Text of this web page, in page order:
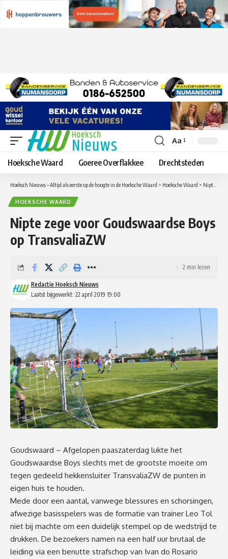
Lettergrootte
aanpassen
Aa
Hoeksche Waard Goeree Overflakkee Drechtsteden
Hoeksch Nieuws – Altijd als eerste op de hoogte in de Hoeksche Waard > Hoeksche Waard > Nipte zege voor Goudswaardse Boys op TransvaliaZW
HOEKSCHE WAARD
Nipte zege voor Goudswaardse Boys
op TransvaliaZW
Laatst bijgewerkt: 22 april 2019 19:00
Redactie Hoeksch Nieuws
2 min lezen
Goudswaard – Afgelopen paaszaterdag lukte het
Goudswaardse Boys slechts met de grootste moeite om
tegen gedeeld hekkensluiter TransvaliaZW de punten in
eigen huis te houden.
Mede door een aantal, vanwege blessures en schorsingen,
afwezige basisspelers was de formatie van trainer Leo Tol
niet bij machte om een duidelijk stempel op de wedstrijd te
drukken. De bezoekers namen na een half uur brutaal de
leiding via een benutte strafschop van Ivan do Rosario